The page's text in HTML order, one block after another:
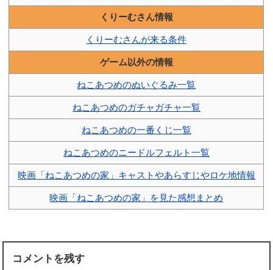
くりーむさん情報
くりーむさんが来る条件
ゲーム以外の情報
ねこあつめのぬいぐるみ一覧
ねこあつめのガチャガチャ一覧
ねこあつめの一番くじ一覧
ねこあつめのニードルフェルト一覧
映画「ねこあつめの家」キャストやあらすじやロケ地情報
映画「ねこあつめの家」を見た感想まとめ
コメントを残す